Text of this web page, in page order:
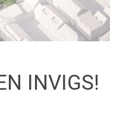
INVIGS!